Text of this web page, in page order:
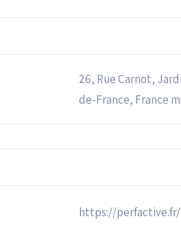
26, Rue Carnot,
de-France, France
https://